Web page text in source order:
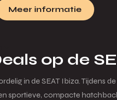
Meer informatie
op de
in de SEAT Ibiza. Tijdens
sportieve, compacte